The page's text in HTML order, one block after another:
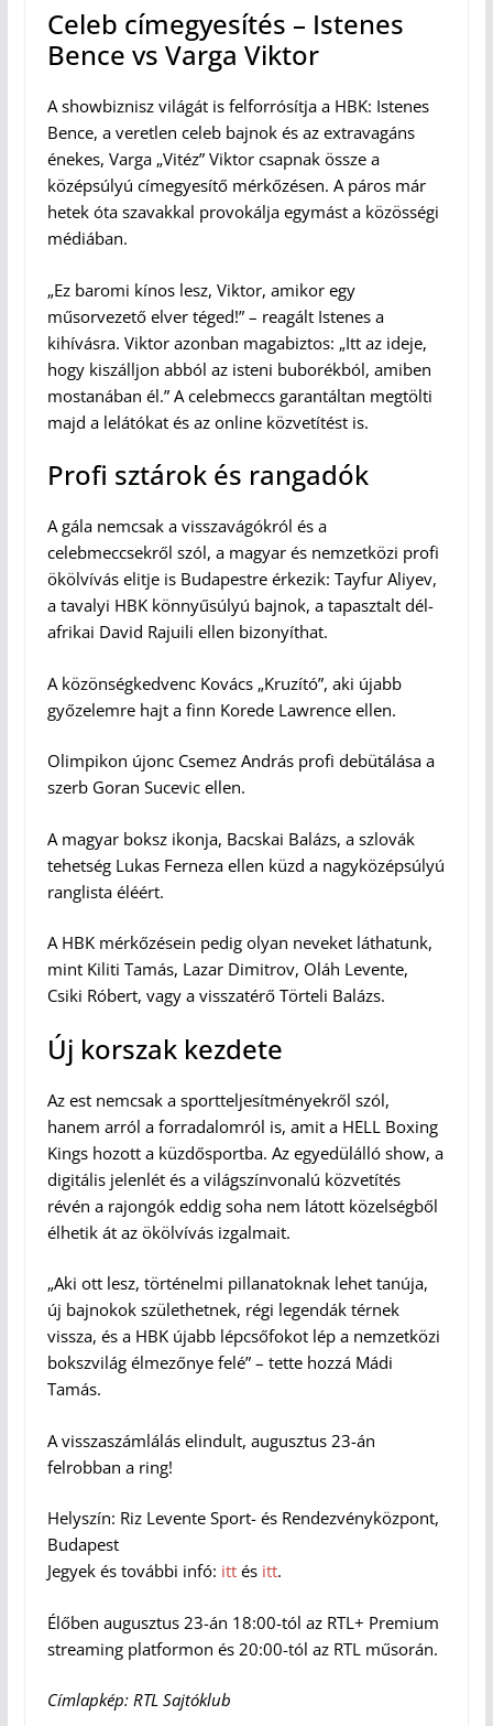
Celeb címegyesítés – Istenes
Bence vs Varga Viktor
A showbiznisz világát is felforrósítja a HBK: Istenes
Bence, a veretlen celeb bajnok és az extravagáns
énekes, Varga „Vitéz” Viktor csapnak össze a
középsúlyú címegyesítő mérkőzésen. A páros már
hetek óta szavakkal provokálja egymást a közösségi
médiában.
„Ez baromi kínos lesz, Viktor, amikor egy
műsorvezető elver téged!” – reagált Istenes a
kihívásra. Viktor azonban magabiztos: „Itt az ideje,
hogy kiszálljon abból az isteni buborékból, amiben
mostanában él.” A celebmeccs garantáltan megtölti
majd a lelátókat és az online közvetítést is.
Profi sztárok és rangadók
A gála nemcsak a visszavágókról és a
celebmeccsekről szól, a magyar és nemzetközi profi
ökölvívás elitje is Budapestre érkezik: Tayfur Aliyev,
a tavalyi HBK könnyűsúlyú bajnok, a tapasztalt dél-
afrikai David Rajuili ellen bizonyíthat.
A közönségkedvenc Kovács „Kruzító”, aki újabb
győzelemre hajt a finn Korede Lawrence ellen.
Olimpikon újonc Csemez András profi debütálása a
szerb Goran Sucevic ellen.
A magyar boksz ikonja, Bacskai Balázs, a szlovák
tehetség Lukas Ferneza ellen küzd a nagyközépsúlyú
ranglista éléért.
A HBK mérkőzésein pedig olyan neveket láthatunk,
mint Kiliti Tamás, Lazar Dimitrov, Oláh Levente,
Csiki Róbert, vagy a visszatérő Törteli Balázs.
Új korszak kezdete
Az est nemcsak a sportteljesítményekről szól,
hanem arról a forradalomról is, amit a HELL Boxing
Kings hozott a küzdősportba. Az egyedülálló show, a
digitális jelenlét és a világszínvonalú közvetítés
révén a rajongók eddig soha nem látott közelségből
élhetik át az ökölvívás izgalmait.
„Aki ott lesz, történelmi pillanatoknak lehet tanúja,
új bajnokok születhetnek, régi legendák térnek
vissza, és a HBK újabb lépcsőfokot lép a nemzetközi
bokszvilág élmezőnye felé” – tette hozzá Mádi
Tamás.
A visszaszámlálás elindult, augusztus 23-án
felrobban a ring!
Helyszín: Riz Levente Sport- és Rendezvényközpont,
Budapest
Jegyek és további infó: ittés itt.
Élőben augusztus 23-án 18:00-tól az RTL+ Premium
streaming platformon és 20:00-tól az RTL műsorán.
Címlapkép: RTL Sajtóklub